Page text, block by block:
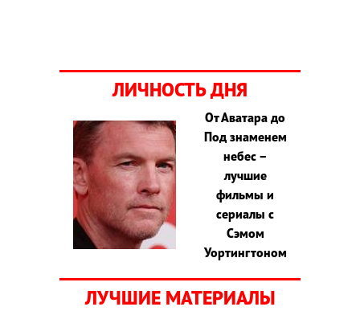
ЛИЧНОСТЬ ДНЯ
От Аватара до
Под знаменем
небес –
лучшие
фильмы и
сериалы с
Сэмом
Уортингтоном
ЛУЧШИЕ МАТЕРИАЛЫ